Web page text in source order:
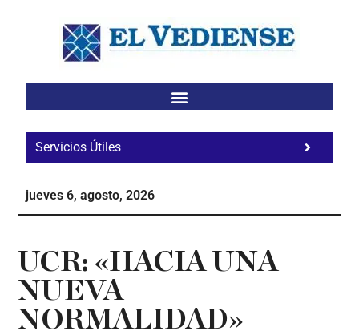
principal
Servicios Útiles
jueves 6, agosto, 2026
UCR: «HACIA UNA
NUEVA
NORMALIDAD»